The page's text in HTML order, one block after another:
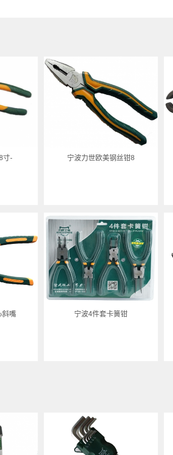
寸- 宁波力世欧美钢丝钳8
斜嘴 宁波4件套卡簧钳